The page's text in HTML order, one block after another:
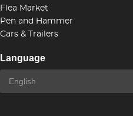
Flea Market
Pen and Hammer
Cars & Trailers
Language